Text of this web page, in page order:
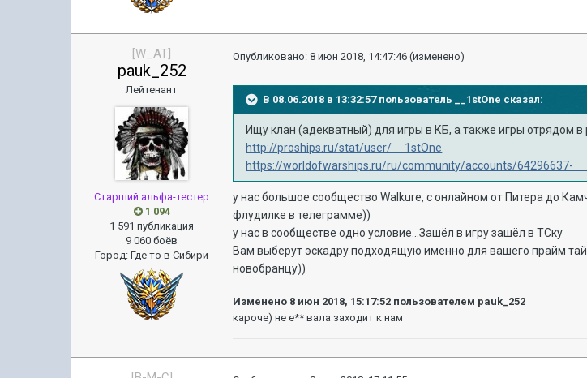
[W_AT]
pauk_252
Лейтенант
Старший альфа-тестер
1 094
1 591 публикация
9 060 боёв
Город:Где то в Сибири
Опубликовано:8 июн 2018, 14:47:46 (изменено)
В 08.06.2018 в 13:32:57 пользователь __1stOne сказал:
Ищу клан (адекватный) для игры в КБ, а также игры отрядом в
http://proships.ru/stat/user/__1stOne
https://worldofwarships.ru/ru/community/accounts/64296637-
у нас большое сообщество Walkure, с онлайном от Питера до
флудилке в телеграмме))
у нас в сообществе одно условие...Зашёл в игру зашёл в ТСку
Вам выберут эскадру подходящую именно для вашего прайм
новобранцу))
Изменено 8 июн 2018, 15:17:52 пользователем pauk_252
кароче) не е** вала заходит к нам